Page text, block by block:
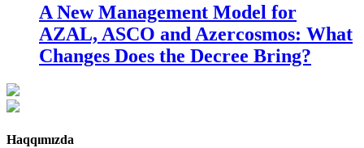
A New Management Model for
AZAL, ASCO and Azercosmos: What
Changes Does the Decree Bring?
Haqqımızda